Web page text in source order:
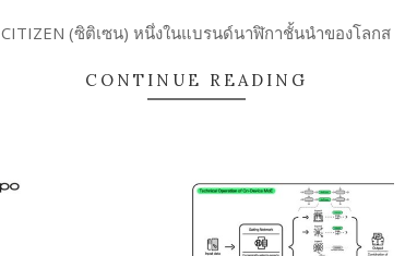
28
CITIZEN (ซิติเซน) หนึ่งในแบรนด์นาฬิกาชั้นนำของโลกส
CONTINUE READING